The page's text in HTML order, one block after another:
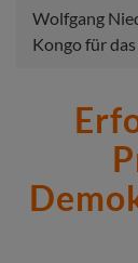
Wolfgang
Kongo für